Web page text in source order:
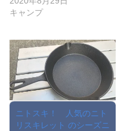
キャンプ
ニトスキ！ 人気のニト
リスキレット のシーズニ